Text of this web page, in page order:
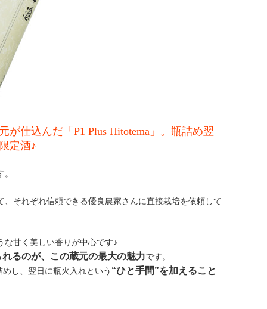
仕込んだ「P1 Plus Hitotema」。瓶詰め翌
定酒♪
それぞれ信頼できる優良農家さんに直接栽培を依頼して
な甘く美しい香りが中心です♪
るのが、この蔵元の最大の魅力です。
し、翌日に瓶火入れという “ひと手間”を加えること